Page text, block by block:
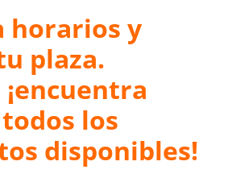
horarios y
plaza.
los
disponibles!